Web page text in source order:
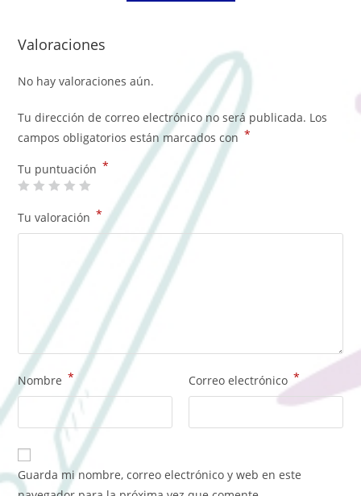
Valoraciones
No hay valoraciones aún.
Tu dirección de correo electrónico no será publicada. Los
campos obligatorios están marcados con *
Tu puntuación *
Tu valoración *
Nombre * Correo electrónico *
Guarda mi nombre, correo electrónico y web en este